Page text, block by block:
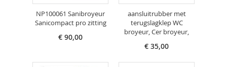
NP100061 Sanibroyeur
Sanicompact pro zitting
€ 90,00
aansluitrubber met
terugslagklep WC
broyeur, Cer broyeur,
€ 35,00